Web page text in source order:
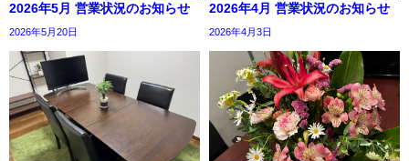
2026年5月 営業状況のお知らせ
2026年5月20日
2026年4月 営業状況のお知らせ
2026年4月3日